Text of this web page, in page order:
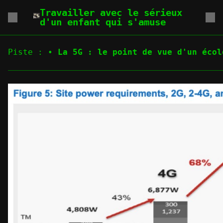
Travailler avec le sérieux
d'un enfant qui s'amuse
Piste : • La 5G : le point de vue d'un